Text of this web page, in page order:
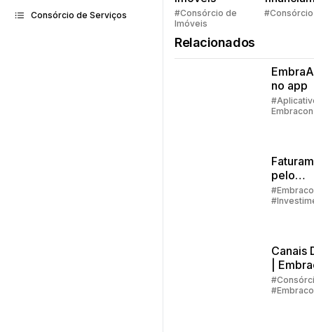
Consórcio de Serviços
#Consórcio de
Imóveis
Quem
#Consórcio
Relacionados
no app
Embracon
pelo
passo
Canais
|